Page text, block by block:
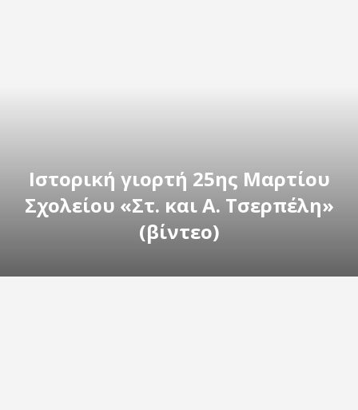
Ιστορική γιορτή 25ης Μαρτίου
Σχολείου «Στ. και Α. Τσερπέλη»
(βίντεο)